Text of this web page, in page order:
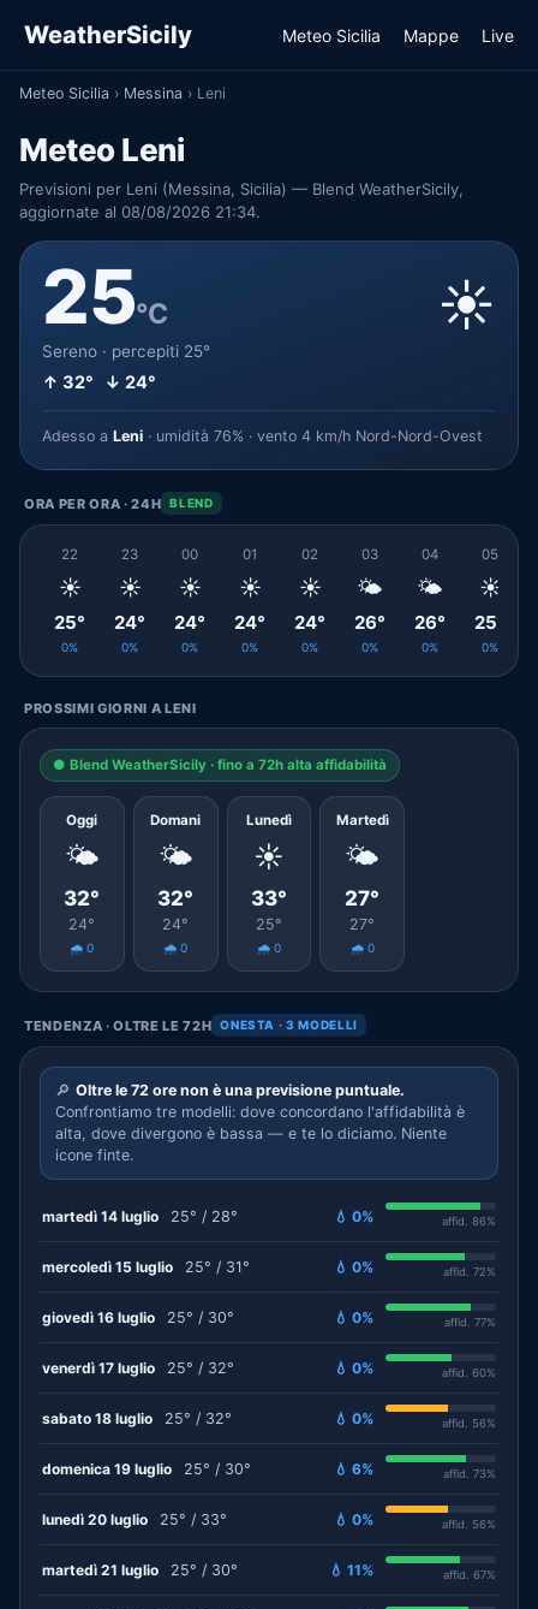
WeatherSicily Meteo Sicilia Mappe Live
Meteo Sicilia › Messina › Leni
Meteo Leni
Previsioni per Leni (Messina, Sicilia) — Blend WeatherSicily,
aggiornate al 08/08/2026 21:34.
25°C
Sereno · percepiti 25°
↑ 32° ↓ 24°
☀️
Adesso a Leni · umidità 76% · vento 4 km/h Nord-Nord-Ovest
ORA PER ORA · 24H BLEND
22
☀️
25°
0%
23
☀️
24°
0%
00
☀️
24°
0%
01
☀️
24°
0%
02
☀️
24°
0%
03
🌤️
26°
0%
04
🌤️
26°
0%
05
☀️
25°
0%
PROSSIMI GIORNI A LENI
● Blend WeatherSicily · fino a 72h alta affidabilità
Oggi
🌤️
32°
24°
🌧️ 0
Domani
🌤️
32°
24°
🌧️ 0
Lunedì
☀️
33°
25°
🌧️ 0
Martedì
🌤️
27°
27°
🌧️ 0
TENDENZA · OLTRE LE 72H ONESTA · 3 MODELLI
🔎 Oltre le 72 ore non è una previsione puntuale.
Confrontiamo tre modelli: dove concordano l'affidabilità è
alta, dove divergono è bassa — e te lo diciamo. Niente
icone finte.
martedì 14 luglio 25° / 28° 💧 0% affid. 86%
mercoledì 15 luglio 25° / 31° 💧 0% affid. 72%
giovedì 16 luglio 25° / 30° 💧 0% affid. 77%
venerdì 17 luglio 25° / 32° 💧 0% affid. 60%
sabato 18 luglio 25° / 32° 💧 0% affid. 56%
domenica 19 luglio 25° / 30° 💧 6% affid. 73%
lunedì 20 luglio 25° / 33° 💧 0% affid. 56%
martedì 21 luglio 25° / 30° 💧 11% affid. 67%